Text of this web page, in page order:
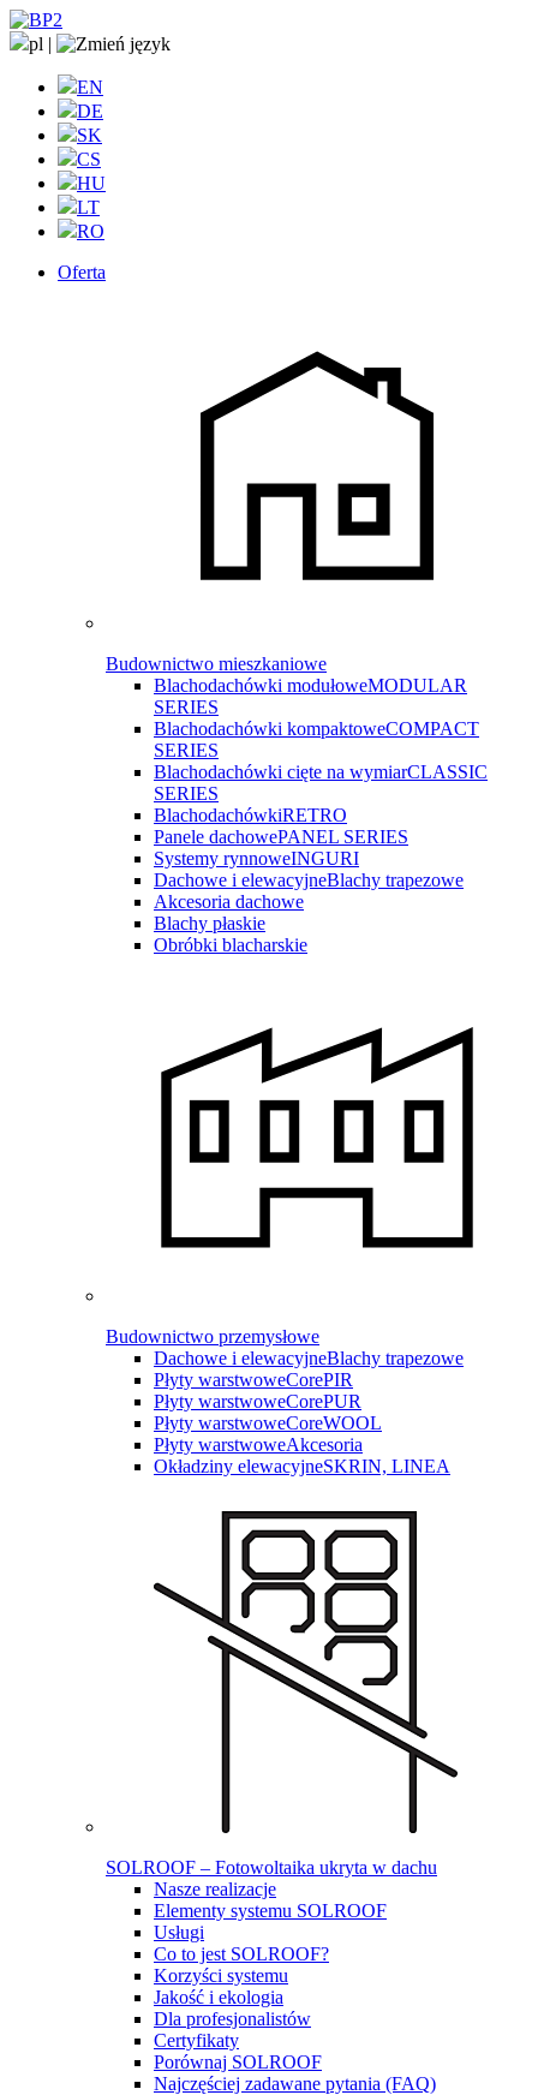
pl |
EN
DE
SK
CS
HU
LT
RO
Oferta
Budownictwo mieszkaniowe
Blachodachówki modułoweMODULAR
SERIES
Blachodachówki kompaktoweCOMPACT
SERIES
Blachodachówki cięte na wymiarCLASSIC
SERIES
BlachodachówkiRETRO
Panele dachowePANEL SERIES
Systemy rynnoweINGURI
Dachowe i elewacyjneBlachy trapezowe
Akcesoria dachowe
Blachy płaskie
Obróbki blacharskie
Budownictwo przemysłowe
Dachowe i elewacyjneBlachy trapezowe
Płyty warstwoweCorePIR
Płyty warstwoweCorePUR
Płyty warstwoweCoreWOOL
Płyty warstwoweAkcesoria
Okładziny elewacyjneSKRIN, LINEA
SOLROOF – Fotowoltaika ukryta w dachu
Nasze realizacje
Elementy systemu SOLROOF
Usługi
Co to jest SOLROOF?
Korzyści systemu
Jakość i ekologia
Dla profesjonalistów
Certyfikaty
Porównaj SOLROOF
Najczęściej zadawane pytania (FAQ)